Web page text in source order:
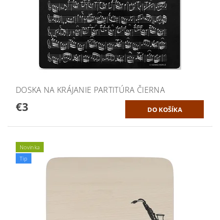
DOSKA NA KRÁJANIE PARTITÚRA ČIERNA
€3
Novinka
Tip